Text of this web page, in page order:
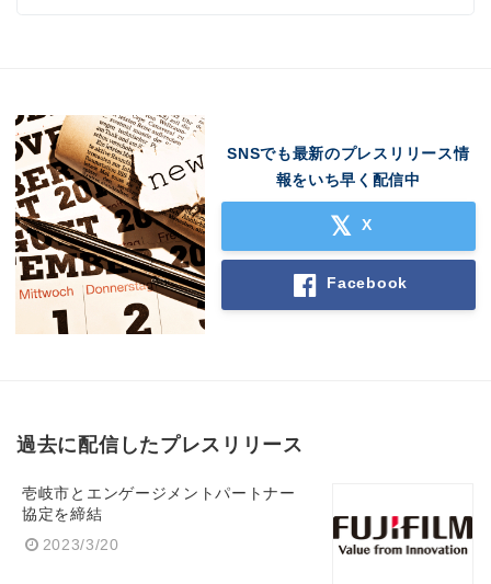
SNSでも最新のプレスリリース情
報をいち早く配信中
X
Facebook
過去に配信したプレスリリース
壱岐市とエンゲージメントパートナー
協定を締結
2023/3/20